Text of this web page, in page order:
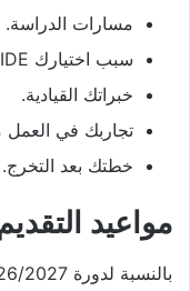
مسارات الدراسة.
سبب اختيارك CLIDE.
خبراتك القيادية.
تجاربك في
خطتك بعد التخرج.
مواعيد